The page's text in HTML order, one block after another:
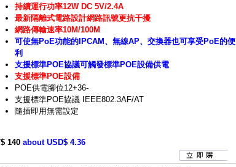
持續運行功率12W DC 5V/2.4A
最新隔離式電路設計網路訊號更抗干擾
網路傳輸速率10M/100M
可使無PoE功能的IPCAM、無線AP、交換器也可享受PoE的便
利
支援標準POE協議可觸發標準POE設備供電
支援標準POE設備
POE供電腳位12+36-
支援標準POE協議 IEEE802.3AF/AT
隨插即用無需設定
140 about USD$ 4.36